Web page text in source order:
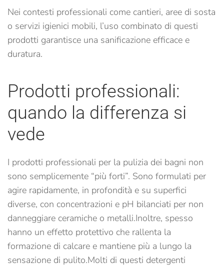
Nei contesti professionali come cantieri, aree di sosta
o servizi igienici mobili, l’uso combinato di questi
prodotti garantisce una sanificazione efficace e
duratura.
Prodotti professionali:
quando la differenza si
vede
I prodotti professionali per la pulizia dei bagni non
sono semplicemente “più forti”. Sono formulati per
agire rapidamente, in profondità e su superfici
diverse, con concentrazioni e pH bilanciati per non
danneggiare ceramiche o metalli.Inoltre, spesso
hanno un effetto protettivo che rallenta la
formazione di calcare e mantiene più a lungo la
sensazione di pulito.Molti di questi detergenti